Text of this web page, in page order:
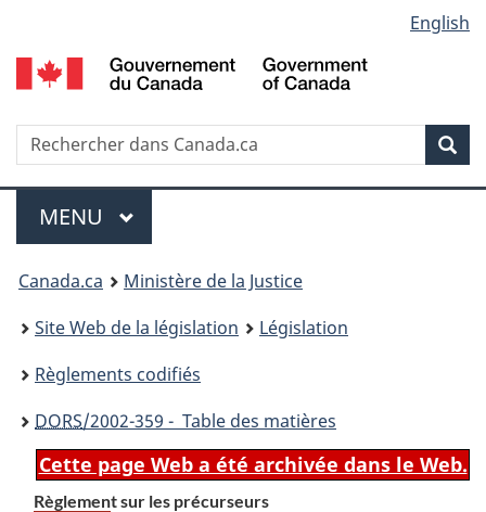
au
contenu
propos
de
la
HTML
simplifiée
selection
English
Recherche
Menu
MENU PRINCIPAL
You
are
here:
Canada.ca
Ministère de la Justice
Site Web de la législation
Législation
Règlements codifiés
DORS/2002-359 - Table des matières
Cette page Web a été archivée dans le Web.
Règlement sur les précurseurs